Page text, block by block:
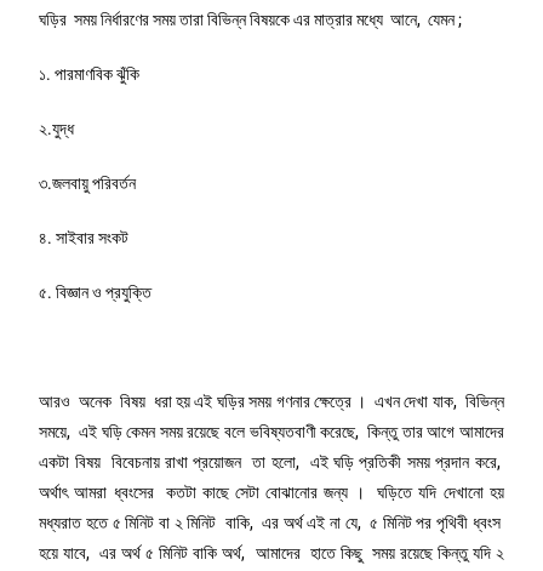
ঘড়ির সময় নির্ধারণের সময় তারা বিভিন্ন বিষয়কে এর মাত্রার মধ্যে আনে, যেমন ;
১. পারমাণবিক ঝুঁকি
২.যুদ্ধ
৩.জলবায়ু পরিবর্তন
৪. সাইবার সংকট
৫. বিজ্ঞান ও প্রযুক্তি
আরও অনেক বিষয় ধরা হয় এই ঘড়ির সময় গণনার ক্ষেত্রে । এখন দেখা যাক, বিভিন্ন
সময়ে, এই ঘড়ি কেমন সময় রয়েছে বলে ভবিষ্যতবাণী করেছে, কিন্তু তার আগে আমাদের
একটা বিষয় বিবেচনায় রাখা প্রয়োজন তা হলো, এই ঘড়ি প্রতিকী সময় প্রদান করে,
অর্থাৎ আমরা ধ্বংসের কতটা কাছে সেটা বোঝানোর জন্য । ঘড়িতে যদি দেখানো হয়
মধ্যরাত হতে ৫ মিনিট বা ২ মিনিট বাকি, এর অর্থ এই না যে, ৫ মিনিট পর পৃথিবী ধ্বংস
হয়ে যাবে, এর অর্থ ৫ মিনিট বাকি অর্থ, আমাদের হাতে কিছু সময় রয়েছে কিন্তু যদি ২